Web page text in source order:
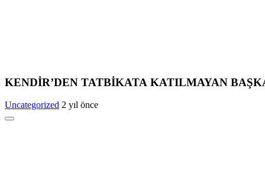
KENDİR’DEN TATBİKATA KATILMAYAN
Uncategorized 2 yıl önce